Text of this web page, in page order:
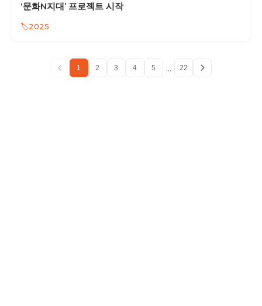
‘문화N지대’ 프로젝트 시작
2025
1 2 3 4 5 ... 22